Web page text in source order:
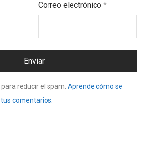
Correo electrónico*
reducir el spam. Aprende cómo se
comentarios.